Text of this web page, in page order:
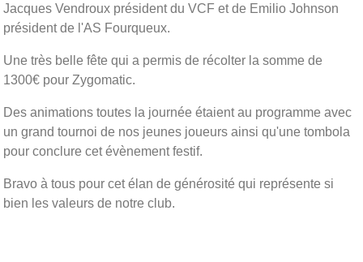
Jacques Vendroux président du VCF et de Emilio Johnson
président de l'AS Fourqueux.
Une très belle fête qui a permis de récolter la somme de
1300€ pour Zygomatic.
Des animations toutes la journée étaient au programme avec
un grand tournoi de nos jeunes joueurs ainsi qu'une tombola
pour conclure cet évènement festif.
Bravo à tous pour cet élan de générosité qui représente si
bien les valeurs de notre club.